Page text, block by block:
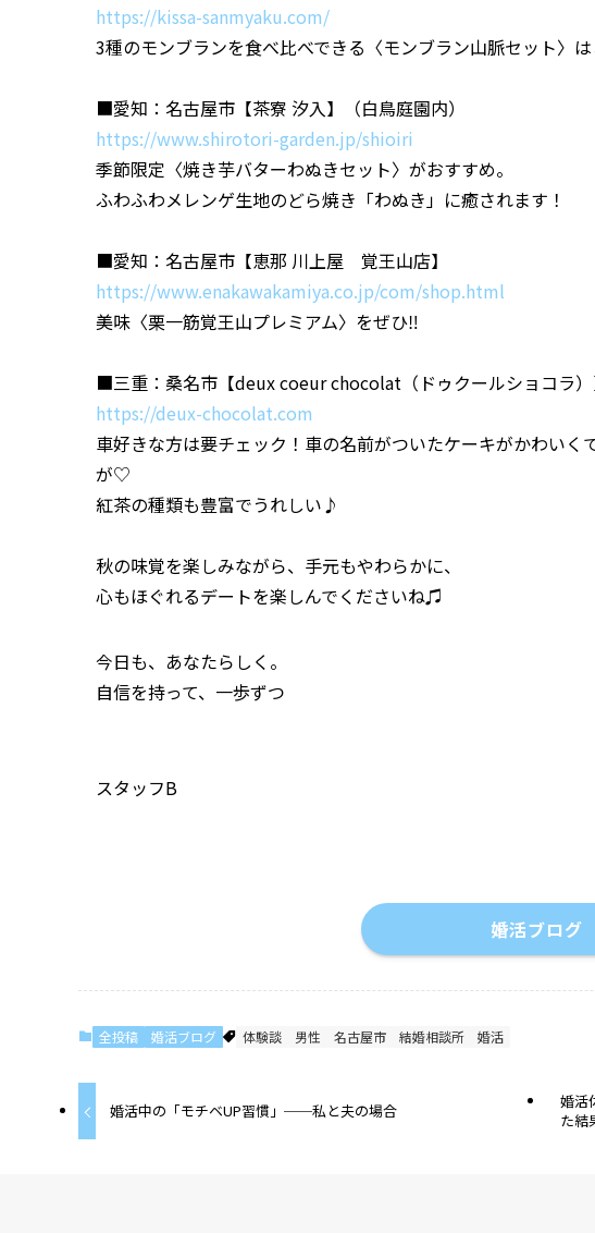
https://kissa-sanmyaku.com/
3種のモンブランを食べ比べできる〈モンブラン山脈セット〉
■愛知：名古屋市【茶寮 汐入】（白鳥庭園内）
https://www.shirotori-garden.jp/shioiri
季節限定〈焼き芋バターわぬきセット〉がおすすめ。
ふわふわメレンゲ生地のどら焼き「わぬき」に癒されます！
■愛知：名古屋市【恵那 川上屋 覚王山店】
https://www.enakawakamiya.co.jp/com/shop.html
美味〈栗一筋覚王山プレミアム〉をぜひ‼
■三重：桑名市【deux coeur chocolat（ドゥクールショコラ）
https://deux-chocolat.com
車好きな方は要チェック！車の名前がついたケーキがかわい
が♡
紅茶の種類も豊富でうれしい♪
秋の味覚を楽しみながら、手元もやわらかに、
心もほぐれるデートを楽しんでくださいね♫
今日も、あなたらしく。
自信を持って、一歩ずつ
スタッフB
婚活ブログ
全投稿 婚活ブログ 体験談 男性 名古屋市 結婚相談所 婚活
婚活中の「モチベUP習慣」──私と夫の場合
婚活
た結